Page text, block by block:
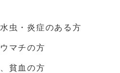
虫・炎症のある方
マチの方
貧血の方